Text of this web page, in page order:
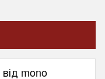
mono